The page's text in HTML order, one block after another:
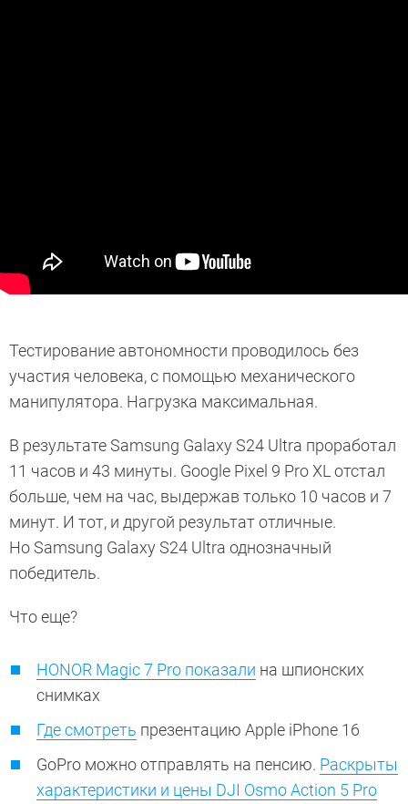
Тестирование автономности проводилось без
участия человека, с помощью механического
манипулятора. Нагрузка максимальная.
В результате Samsung Galaxy S24 Ultra проработал
11 часов и 43 минуты. Google Pixel 9 Pro XL отстал
больше, чем на час, выдержав только 10 часов и 7
минут. И тот, и другой результат отличные.
Но Samsung Galaxy S24 Ultra однозначный
победитель.
Что еще?
HONOR Magic 7 Pro показали на шпионских
снимках
Где смотреть презентацию Apple iPhone 16
GoPro можно отправлять на пенсию. Раскрыты
характеристики и цены DJI Osmo Action 5 Pro